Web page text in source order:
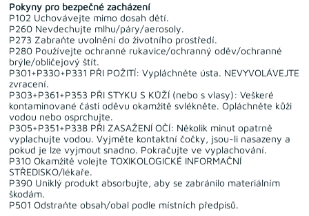
Pokyny pro bezpečné zacházení
P102 Uchovávejte mimo dosah dětí.
P260 Nevdechujte mlhu/páry/aerosoly.
P273 Zabraňte uvolnění do životního prostředí.
P280 Používejte ochranné rukavice/ochranný oděv/ochranné
brýle/obličejový štít.
P301+P330+P331 PŘI POŽITÍ: Vypláchněte ústa. NEVYVOLÁVEJTE
zvracení.
P303+P361+P353 PŘI STYKU S KŮŽÍ (nebo s vlasy): Veškeré
kontaminované části oděvu okamžitě svlékněte. Opláchněte kůži
vodou nebo osprchujte.
P305+P351+P338 PŘI ZASAŽENÍ OČÍ: Několik minut opatrně
vyplachujte vodou. Vyjměte kontaktní čočky, jsou-li nasazeny a
pokud je lze vyjmout snadno. Pokračujte ve vyplachování.
P310 Okamžitě volejte TOXIKOLOGICKÉ INFORMAČNÍ
STŘEDISKO/lékaře.
P390 Uniklý produkt absorbujte, aby se zabránilo materiálním
škodám.
P501 Odstraňte obsah/obal podle místních předpisů.